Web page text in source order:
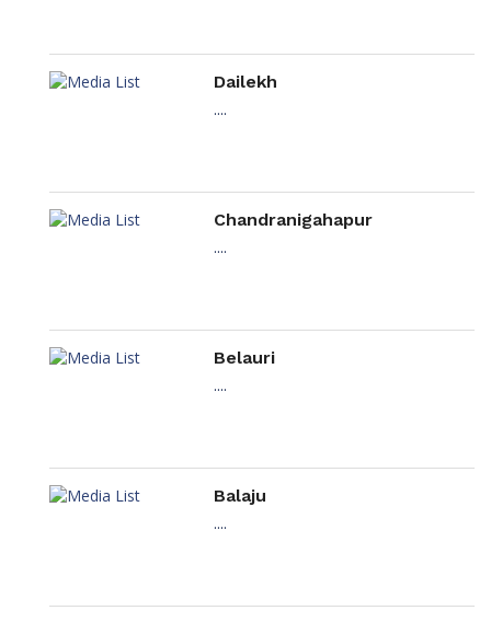
Dailekh
....
Chandranigahapur
....
Belauri
....
Balaju
....